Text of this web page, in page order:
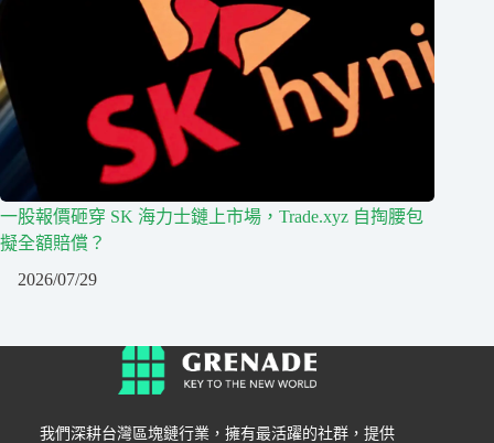
一股報價砸穿 SK 海力士鏈上市場，Trade.xyz 自掏腰包
擬全額賠償？
2026/07/29
我們深耕台灣區塊鏈行業，擁有最活躍的社群，提供